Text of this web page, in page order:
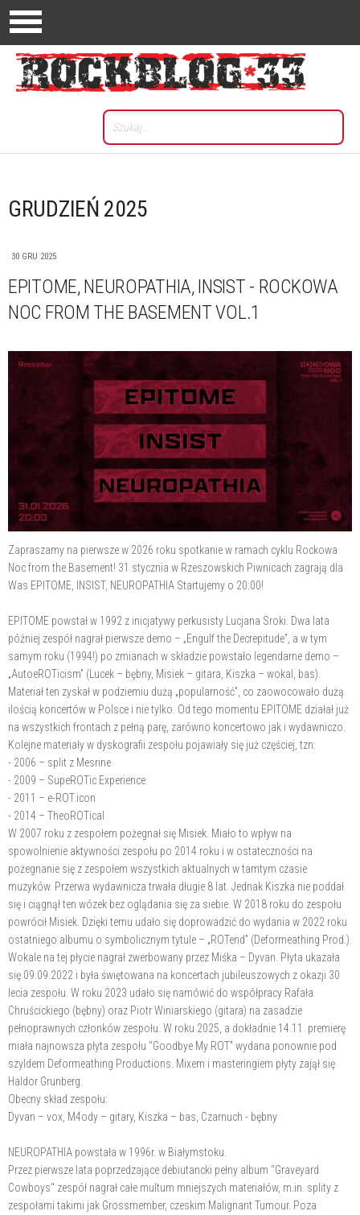
GRUDZIEŃ 2025
30 GRU 2025
EPITOME, NEUROPATHIA, INSIST - ROCKOWA
NOC FROM THE BASEMENT VOL.1
Zapraszamy na pierwsze w 2026 roku spotkanie w ramach cyklu Rockowa
Noc from the Basement! 31 stycznia w Rzeszowskich Piwnicach zagrają dla
Was EPITOME, INSIST, NEUROPATHIA Startujemy o 20:00!
EPITOME powstał w 1992 z inicjatywy perkusisty Lucjana Sroki. Dwa lata
później zespół nagrał pierwsze demo – „Engulf the Decrepitude”, a w tym
samym roku (1994!) po zmianach w składzie powstało legendarne demo –
„AutoeROTicism” (Lucek – bębny, Misiek – gitara, Kiszka – wokal, bas).
Materiał ten zyskał w podziemiu dużą „popularność”, co zaowocowało dużą
ilością koncertów w Polsce i nie tylko. Od tego momentu EPITOME działał już
na wszystkich frontach z pełną parę, zarówno koncertowo jak i wydawniczo.
Kolejne materiały w dyskografii zespołu pojawiały się już częściej, tzn:
- 2006 – split z Mesrine
- 2009 – SupeROTic Experience
- 2011 – e-ROT.icon
- 2014 – TheoROTical
W 2007 roku z zespołem pożegnał się Misiek. Miało to wpływ na
spowolnienie aktywności zespołu po 2014 roku i w ostateczności na
pożegnanie się z zespołem wszystkich aktualnych w tamtym czasie
muzyków. Przerwa wydawnicza trwała długie 8 lat. Jednak Kiszka nie poddał
się i ciągnął ten wózek bez oglądania się za siebie. W 2018 roku do zespołu
powrócił Misiek. Dzięki temu udało się doprowadzić do wydania w 2022 roku
ostatniego albumu o symbolicznym tytule – „ROTend” (Deformeathing Prod.).
Wokale na tej płycie nagrał zwerbowany przez Miśka – Dyvan. Płyta ukazała
się 09.09.2022 i była świętowana na koncertach jubileuszowych z okazji 30
lecia zespołu. W roku 2023 udało się namówić do współpracy Rafała
Chruścickiego (bębny) oraz Piotr Winiarskiego (gitara) na zasadzie
pełnoprawnych członków zespołu. W roku 2025, a dokładnie 14.11. premierę
miała najnowsza płyta zespołu “Goodbye My ROT” wydana ponownie pod
szyldem Deformeathing Productions. Mixem i masteringiem płyty zajął się
Haldor Grunberg.
Obecny skład zespołu:
Dyvan – vox, M4ody – gitary, Kiszka – bas, Czarnuch - bębny
NEUROPATHIA powstała w 1996r. w Białymstoku.
Przez pierwsze lata poprzedzające debiutancki pełny album "Graveyard
Cowboys" zespół nagrał całe multum mniejszych materiałów, m.in. splity z
zespołami takimi jak Grossmember, czeskim Malignant Tumour. Poza